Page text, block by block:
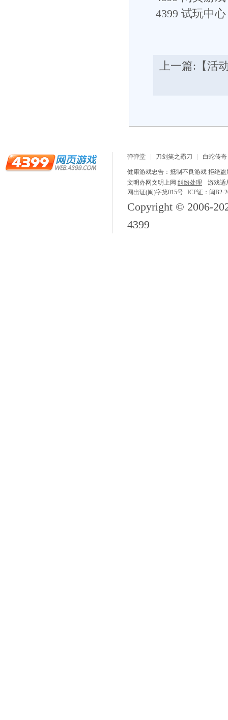
4399 试玩中心
上一篇: 【活
弹弹堂 刀剑笑之霸刀
白蛇传奇
健康游戏忠告：抵制不良游戏 拒绝
文明办网文明上网 纠纷处理
游戏适
网出证(闽)字第015号 ICP证：闽B2-
Copyright © 2006-
4399